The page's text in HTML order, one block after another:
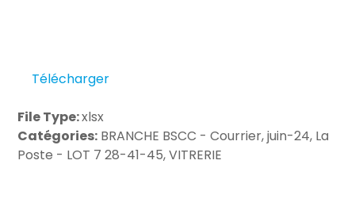
Télécharger
File Type:xlsx
Catégories: BRANCHE BSCC - Courrier, juin-24, La
Poste - LOT 7 28-41-45, VITRERIE